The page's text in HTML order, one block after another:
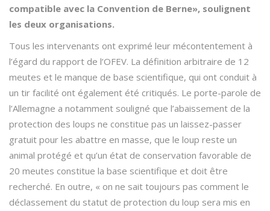
compatible avec la Convention de Berne», soulignent
les deux organisations.
Tous les intervenants ont exprimé leur mécontentement à
l’égard du rapport de l’OFEV. La définition arbitraire de 12
meutes et le manque de base scientifique, qui ont conduit à
un tir facilité ont également été critiqués. Le porte-parole de
l’Allemagne a notamment souligné que l’abaissement de la
protection des loups ne constitue pas un laissez-passer
gratuit pour les abattre en masse, que le loup reste un
animal protégé et qu’un état de conservation favorable de
20 meutes constitue la base scientifique et doit être
recherché. En outre, « on ne sait toujours pas comment le
déclassement du statut de protection du loup sera mis en